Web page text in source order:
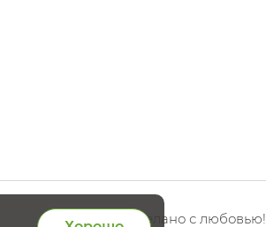
Сделано с любовью!